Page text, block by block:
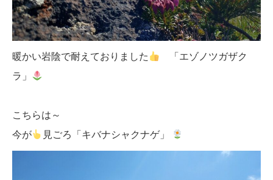
暖かい岩陰で耐えておりました
「エゾノツガザク
ラ」
こちらは～
今が
見ごろ「キバナシャクナゲ」